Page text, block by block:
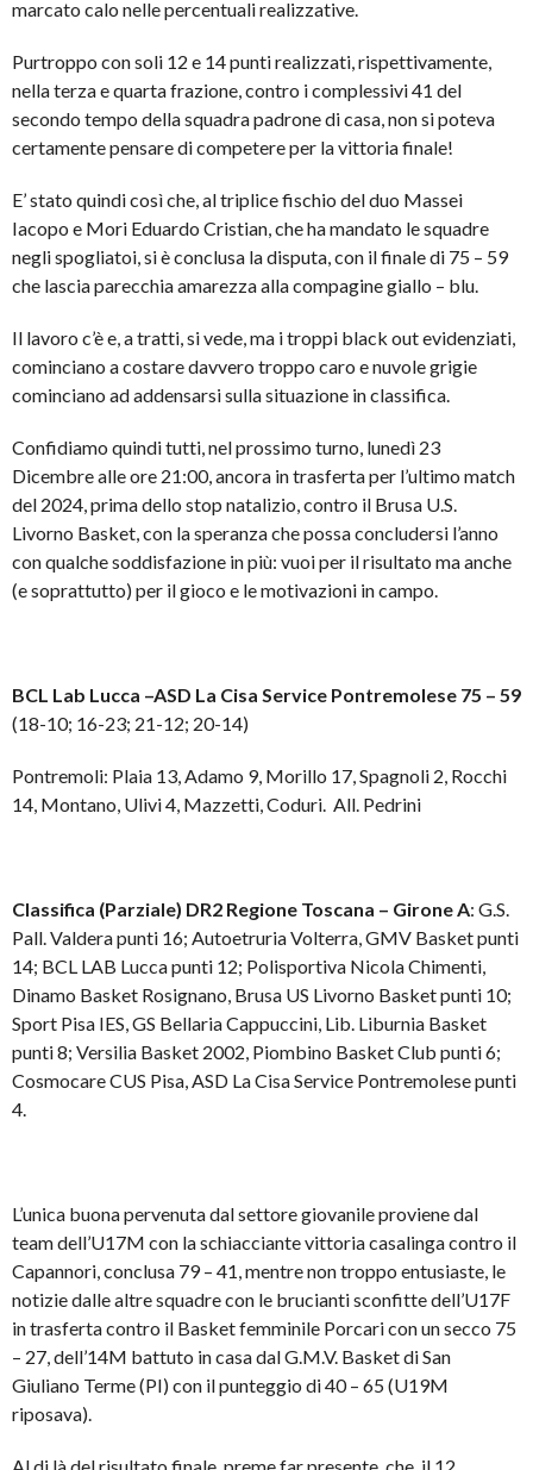
marcato calo nelle percentuali realizzative.
Purtroppo con soli 12 e 14 punti realizzati, rispettivamente,
nella terza e quarta frazione, contro i complessivi 41 del
secondo tempo della squadra padrone di casa, non si poteva
certamente pensare di competere per la vittoria finale!
E’ stato quindi così che, al triplice fischio del duo Massei
Iacopo e Mori Eduardo Cristian, che ha mandato le squadre
negli spogliatoi, si è conclusa la disputa, con il finale di 75 – 59
che lascia parecchia amarezza alla compagine giallo – blu.
Il lavoro c’è e, a tratti, si vede, ma i troppi black out evidenziati,
cominciano a costare davvero troppo caro e nuvole grigie
cominciano ad addensarsi sulla situazione in classifica.
Confidiamo quindi tutti, nel prossimo turno, lunedì 23
Dicembre alle ore 21:00, ancora in trasferta per l’ultimo match
del 2024, prima dello stop natalizio, contro il Brusa U.S.
Livorno Basket, con la speranza che possa concludersi l’anno
con qualche soddisfazione in più: vuoi per il risultato ma anche
(e soprattutto) per il gioco e le motivazioni in campo.
BCL Lab Lucca –ASD La Cisa Service Pontremolese 75 – 59
(18-10; 16-23; 21-12; 20-14)
Pontremoli: Plaia 13, Adamo 9, Morillo 17, Spagnoli 2, Rocchi
14, Montano, Ulivi 4, Mazzetti, Coduri. All. Pedrini
Classifica (Parziale) DR2 Regione Toscana – Girone A: G.S.
Pall. Valdera punti 16; Autoetruria Volterra, GMV Basket punti
14; BCL LAB Lucca punti 12; Polisportiva Nicola Chimenti,
Dinamo Basket Rosignano, Brusa US Livorno Basket punti 10;
Sport Pisa IES, GS Bellaria Cappuccini, Lib. Liburnia Basket
punti 8; Versilia Basket 2002, Piombino Basket Club punti 6;
Cosmocare CUS Pisa, ASD La Cisa Service Pontremolese punti
4.
L’unica buona pervenuta dal settore giovanile proviene dal
team dell’U17M con la schiacciante vittoria casalinga contro il
Capannori, conclusa 79 – 41, mentre non troppo entusiaste, le
notizie dalle altre squadre con le brucianti sconfitte dell’U17F
in trasferta contro il Basket femminile Porcari con un secco 75
– 27, dell’14M battuto in casa dal G.M.V. Basket di San
Giuliano Terme (PI) con il punteggio di 40 – 65 (U19M
riposava).
Al di là del risultato finale, preme far presente, che, il 12